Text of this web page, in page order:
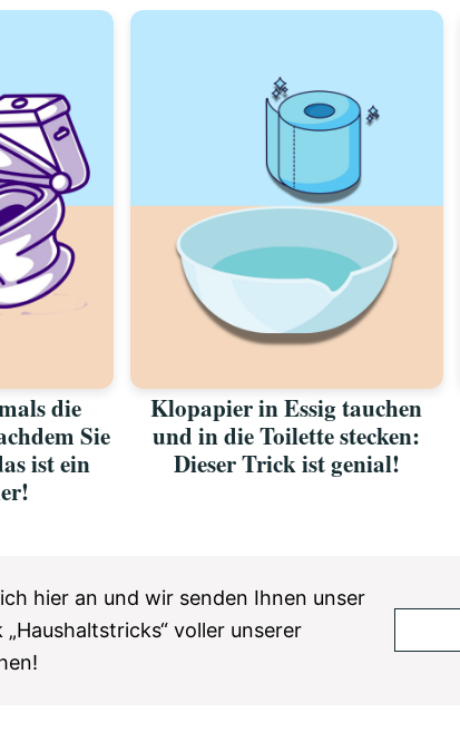
die
Sie
ist ein
Klopapier in Essig tauchen
und in die Toilette stecken:
Dieser Trick ist genial!
hier an und wir senden Ihnen unser
„Haushaltstricks“ voller unserer